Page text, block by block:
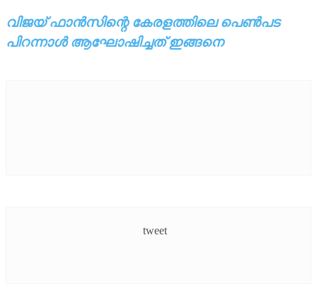
വിജയ് ഫാന്‍സിന്റെ കേരളത്തിലെ പെണ്‍പട
പിറന്നാള്‍ ആഘോഷിച്ചത് ഇങ്ങനെ
tweet